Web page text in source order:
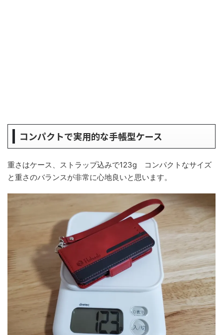
コンパクトで実用的な手帳型ケース
重さはケース、ストラップ込みで123g コンパクトなサイズ
と重さのバランスが非常に心地良いと思います。